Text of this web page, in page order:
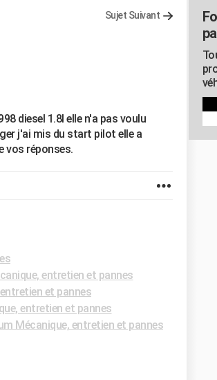
Sujet Suivant
diesel 1.8l elle n'a pas voulu
j'ai mis du start pilot elle a
vos réponses.
entretien et pannes
et pannes
entretien et pannes
Mécanique, entretien et pannes